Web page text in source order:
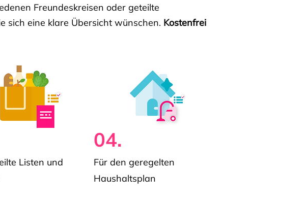
Freundeskreisen oder geteilte
sich eine klare Übersicht wünschen. Kostenfrei
Listen und
04.
Für den geregelten
Haushaltsplan